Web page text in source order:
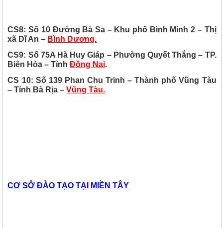
CS8: Số 10 Đường Bà Sa – Khu phố Bình Minh 2 – Thị
xã Dĩ An – Bình Dương.
CS9: Số 75A Hà Huy Giáp – Phường Quyết Thắng – TP.
Biên Hòa – TỉnhĐồng Nai.
CS 10: Số 139 Phan Chu Trinh – Thành phố Vũng Tàu
– Tỉnh Bà Rịa –Vũng Tàu.
CƠ SỞ ĐÀO TẠO TẠI MIỀN TÂY